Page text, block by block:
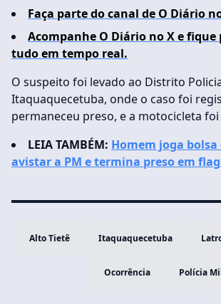
Faça parte do canal de O Diário
Acompanhe O Diário no X e
tudo em tempo real.
O suspeito foi levado ao Distrito
Itaquaquecetuba, onde o caso foi
permaneceu preso, e a motocicleta
LEIA TAMBÉM: Homem joga
avistar a PM e termina preso em
Alto Tietê Itaquaquecetuba
Ocorrência Polícia